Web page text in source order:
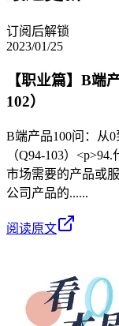
订阅后解锁
2023/01/25
【职业篇】B端
102）
B端产品100问：从
（Q94-103）
市场需要的产品或
公司产品的......
阅读原文